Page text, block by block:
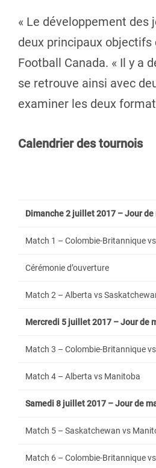
« Le développement
deux principaux objectifs
Football Canada. « Il y a
se retrouve ainsi avec
examiner les deux
Calendrier des tournois
Dimanche 2 juillet 2017 – Jour de
Match 1 – Colombie-Britannique
Cérémonie d’ouverture
Match 2 – Alberta vs
Mercredi 5 juillet 2017 – Jour de
Match 3 – Colombie-Britannique
Match 4 – Alberta vs Manitoba
Samedi 8 juillet 2017 – Jour de
Match 5 – Saskatchewan vs
Match 6 – Colombie-Britannique